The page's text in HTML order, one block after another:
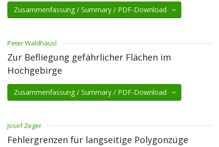
Zusammenfassung / Summary / PDF-Download
Peter Waldhäusl
Zur Befliegung gefährlicher Flächen im
Hochgebirge
Zusammenfassung / Summary / PDF-Download
Josef Zeger
Fehlergrenzen für langseitige Polygonzüge